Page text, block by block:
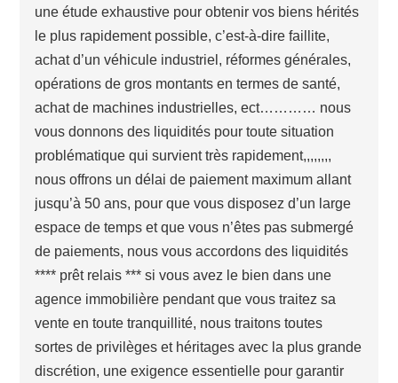
une étude exhaustive pour obtenir vos biens hérités
le plus rapidement possible, c’est-à-dire faillite,
achat d’un véhicule industriel, réformes générales,
opérations de gros montants en termes de santé,
achat de machines industrielles, ect………… nous
vous donnons des liquidités pour toute situation
problématique qui survient très rapidement,,,,,,,,
nous offrons un délai de paiement maximum allant
jusqu’à 50 ans, pour que vous disposez d’un large
espace de temps et que vous n’êtes pas submergé
de paiements, nous vous accordons des liquidités
**** prêt relais *** si vous avez le bien dans une
agence immobilière pendant que vous traitez sa
vente en toute tranquillité, nous traitons toutes
sortes de privilèges et héritages avec la plus grande
discrétion, une exigence essentielle pour garantir